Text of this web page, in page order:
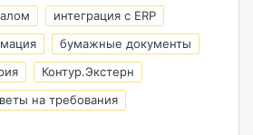
интеграция с ERP
бумажные документы
Контур.Экстерн
на требования